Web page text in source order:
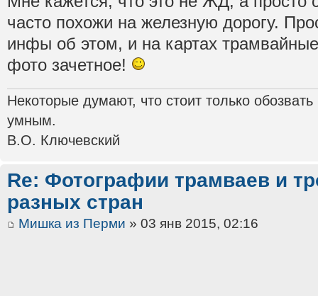
часто похожи на железную дорогу.
инфы об этом, и на картах
фото зачетное!
Некоторые думают, что стоит только
умным.
В.О. Ключевский
Re: Фотографии трамваев и
разных стран
Мишка из Перми » 03 янв 2015, 02:16